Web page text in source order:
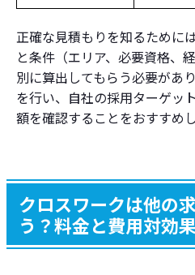
正確な見積もりを知るために
と条件（エリア、必要資格、
別に算出してもらう必要があ
を行い、自社の採用ターゲッ
額を確認することをおすすめし
クロスワークは他の
う？料金と費用対効